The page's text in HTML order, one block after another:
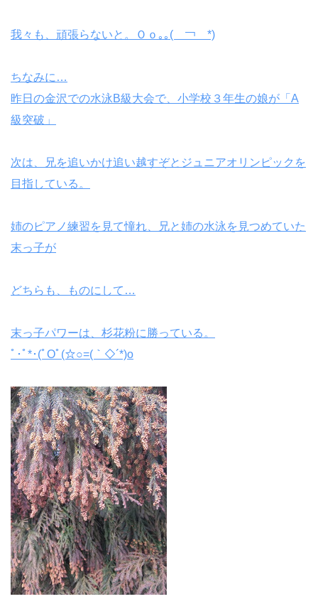
我々も、頑張らないと。Ｏｏ｡｡(￣￢￣*)
ちなみに…
昨日の金沢での水泳B級大会で、小学校３年生の娘が「A
級突破」
次は、兄を追いかけ追い越すぞとジュニアオリンピックを
目指している。
姉のピアノ練習を見て憧れ、兄と姉の水泳を見つめていた
末っ子が
どちらも、ものにして…
末っ子パワーは、杉花粉に勝っている。
ﾟ･ﾟ*･(ﾟOﾟ(☆○=(｀◇´*)o